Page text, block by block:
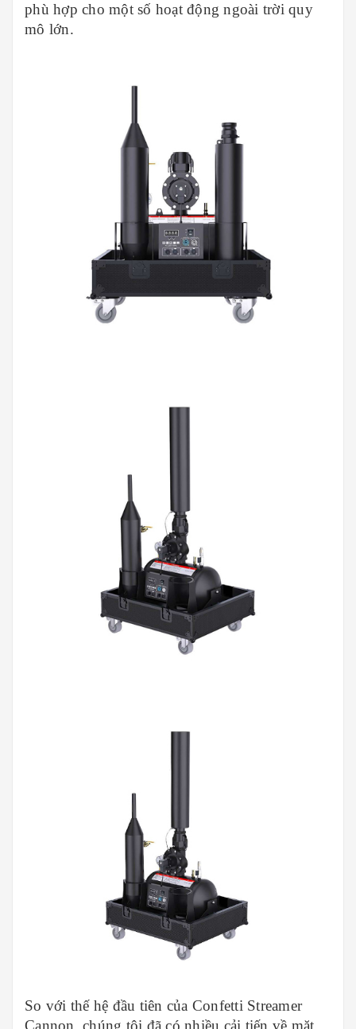
phù hợp cho một số hoạt động ngoài trời quy
mô lớn.
So với thế hệ đầu tiên của Confetti Streamer
Cannon, chúng tôi đã có nhiều cải tiến về mặt